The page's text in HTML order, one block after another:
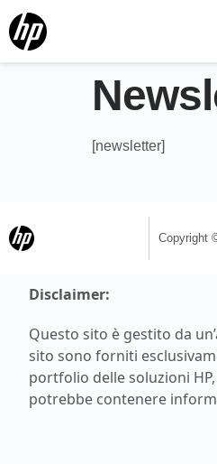
[newsletter]
Copyright
Disclaimer:
Questo sito è gestito da
sito sono forniti
portfolio delle soluzioni
potrebbe contenere